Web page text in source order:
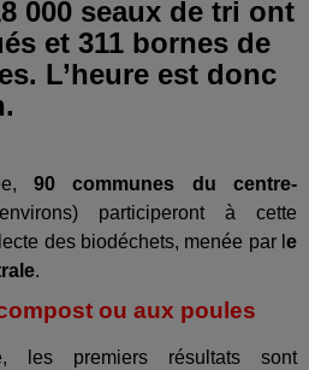
000 seaux de tri ont
et 311 bornes de
L’heure est donc
90 communes du centre-
participeront à cette
des biodéchets, menée par l e
.
ou aux poules
les premiers résultats sont